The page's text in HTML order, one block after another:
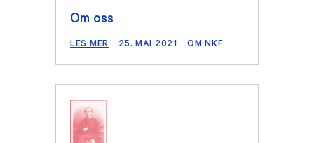
Om oss
LES MER 25. MAI 2021 OM NKF